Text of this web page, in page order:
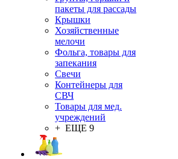
пакеты для рассады
Крышки
Хозяйственные
мелочи
Фольга, товары для
запекания
Свечи
Контейнеры для
СВЧ
Товары для мед.
учреждений
+ ЕЩЕ 9